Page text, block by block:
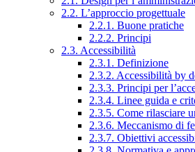
2.2. L’approccio progettuale
2.2.1. Buone pratiche
2.2.2. Principi
2.3. Accessibilità
2.3.1. Definizione
2.3.2. Accessibilità by
2.3.3. Principi per
2.3.4. Linee guida e
2.3.5. Come rilasciare
2.3.6. Meccanismo di
2.3.7. Obiettivi